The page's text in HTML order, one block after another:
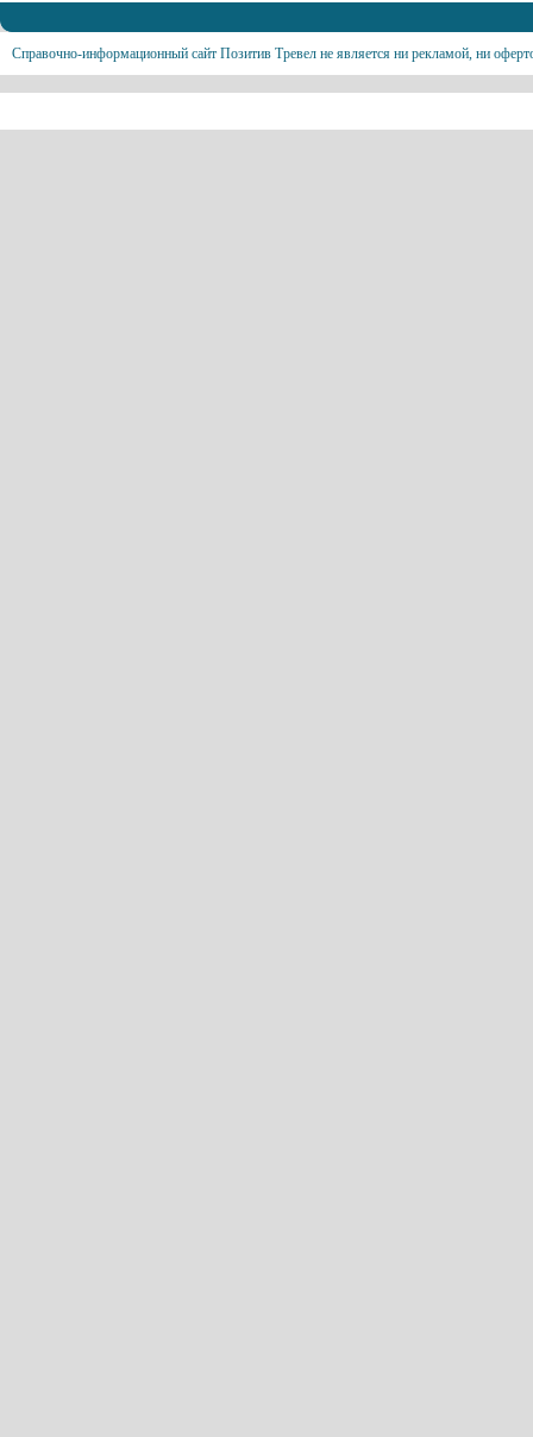
Справочно-информационный сайт Позитив Тревел не является ни рекламой, ни